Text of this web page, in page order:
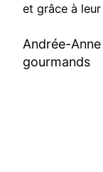
et grâce à
Andrée-
gourmands